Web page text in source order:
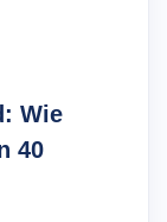
Wie
40